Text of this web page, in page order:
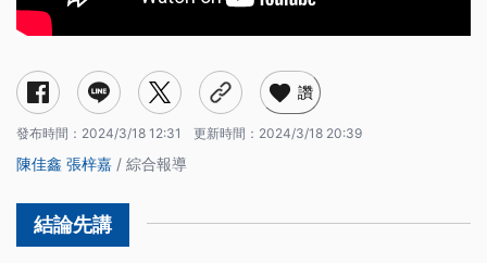
讚
發布時間： 2024/3/18 12:31 更新時間： 2024/3/18 20:39
陳佳鑫 張梓嘉 / 綜合報導